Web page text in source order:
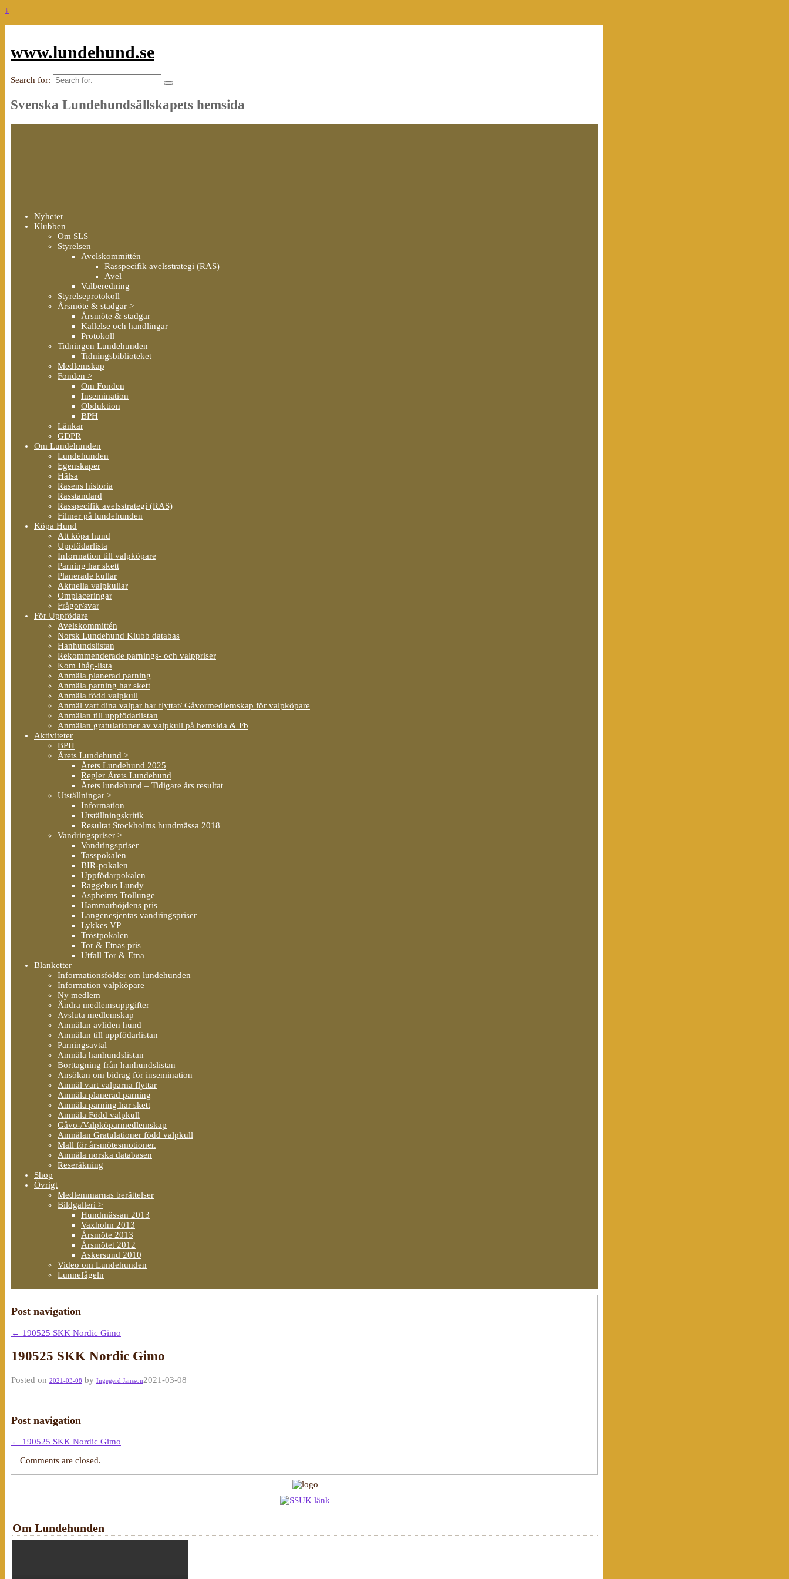
↓
www.lundehund.se
Search for:
Svenska Lundehundsällskapets hemsida
Nyheter
Klubben
Om SLS
Styrelsen
Avelskommittén
Rasspecifik avelsstrategi (RAS)
Avel
Valberedning
Styrelseprotokoll
Årsmöte & stadgar >
Årsmöte & stadgar
Kallelse och handlingar
Protokoll
Tidningen Lundehunden
Tidningsbiblioteket
Medlemskap
Fonden >
Om Fonden
Insemination
Obduktion
BPH
Länkar
GDPR
Om Lundehunden
Lundehunden
Egenskaper
Hälsa
Rasens historia
Rasstandard
Rasspecifik avelsstrategi (RAS)
Filmer på lundehunden
Köpa Hund
Att köpa hund
Uppfödarlista
Information till valpköpare
Parning har skett
Planerade kullar
Aktuella valpkullar
Omplaceringar
Frågor/svar
För Uppfödare
Avelskommittén
Norsk Lundehund Klubb databas
Hanhundslistan
Rekommenderade parnings- och valppriser
Kom Ihåg-lista
Anmäla planerad parning
Anmäla parning har skett
Anmäla född valpkull
Anmäl vart dina valpar har flyttat/ Gåvormedlemskap för valpköpare
Anmälan till uppfödarlistan
Anmälan gratulationer av valpkull på hemsida & Fb
Aktiviteter
BPH
Årets Lundehund >
Årets Lundehund 2025
Regler Årets Lundehund
Årets lundehund – Tidigare års resultat
Utställningar >
Information
Utställningskritik
Resultat Stockholms hundmässa 2018
Vandringspriser >
Vandringspriser
Tasspokalen
BIR-pokalen
Uppfödarpokalen
Raggebus Lundy
Aspheims Trollunge
Hammarhöjdens pris
Langenesjentas vandringspriser
Lykkes VP
Tröstpokalen
Tor & Etnas pris
Utfall Tor & Etna
Blanketter
Informationsfolder om lundehunden
Information valpköpare
Ny medlem
Ändra medlemsuppgifter
Avsluta medlemskap
Anmälan avliden hund
Anmälan till uppfödarlistan
Parningsavtal
Anmäla hanhundslistan
Borttagning från hanhundslistan
Ansökan om bidrag för insemination
Anmäl vart valparna flyttar
Anmäla planerad parning
Anmäla parning har skett
Anmäla Född valpkull
Gåvo-/Valpköparmedlemskap
Anmälan Gratulationer född valpkull
Mall för årsmötesmotioner.
Anmäla norska databasen
Reseräkning
Shop
Övrigt
Medlemmarnas berättelser
Bildgalleri >
Hundmässan 2013
Vaxholm 2013
Årsmöte 2013
Årsmötet 2012
Askersund 2010
Video om Lundehunden
Lunnefågeln
Post navigation
← 190525 SKK Nordic Gimo
190525 SKK Nordic Gimo
Posted on 2021-03-08 by Ingegerd Jansson2021-03-08
Post navigation
← 190525 SKK Nordic Gimo
Comments are closed.
Om Lundehunden